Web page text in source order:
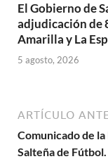
El Gobierno de
adjudicación de
Amarilla y La
5 agosto, 2026
ARTÍCULO
Comunicado de la
Salteña de Fútbol.